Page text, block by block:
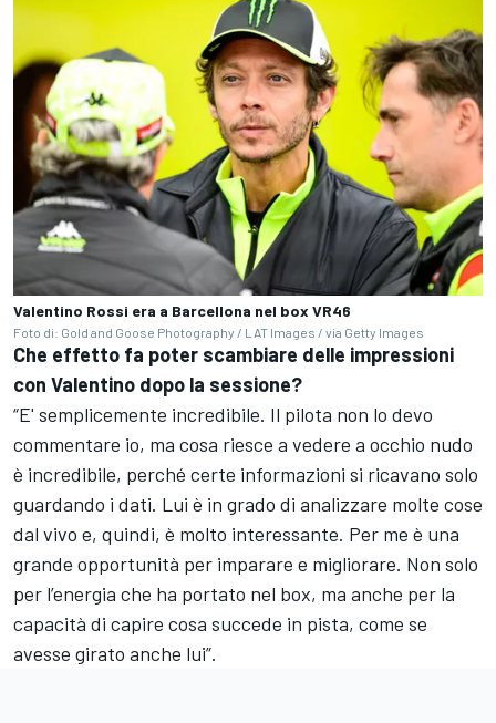
Valentino Rossi era a Barcellona nel box VR46
Foto di: Gold and Goose Photography / LAT Images / via Getty Images
Che effetto fa poter scambiare delle impressioni
con Valentino dopo la sessione?
“E' semplicemente incredibile. Il pilota non lo devo
commentare io, ma cosa riesce a vedere a occhio nudo
è incredibile, perché certe informazioni si ricavano solo
guardando i dati. Lui è in grado di analizzare molte cose
dal vivo e, quindi, è molto interessante. Per me è una
grande opportunità per imparare e migliorare. Non solo
per l’energia che ha portato nel box, ma anche per la
capacità di capire cosa succede in pista, come se
avesse girato anche lui”.